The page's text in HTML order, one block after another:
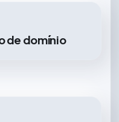
de domínio